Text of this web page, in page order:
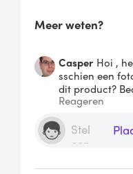
Meer weten?
Casper Hoi ,
sschien een
dit product?
Reageren